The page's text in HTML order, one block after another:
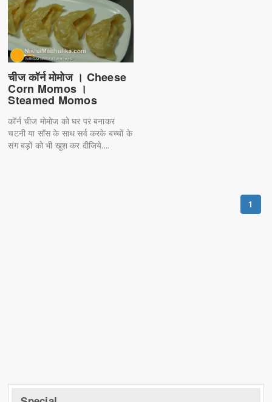
चीज कॉर्न मोमोज । Cheese
Corn Momos ।
Steamed Momos
कॉर्न चीज मोमोज को घर पर बनाकर
चटनी या सॉस के साथ सर्व करके बच्चों के
संग बड़ों को भी खुश कर दीजिये....
1